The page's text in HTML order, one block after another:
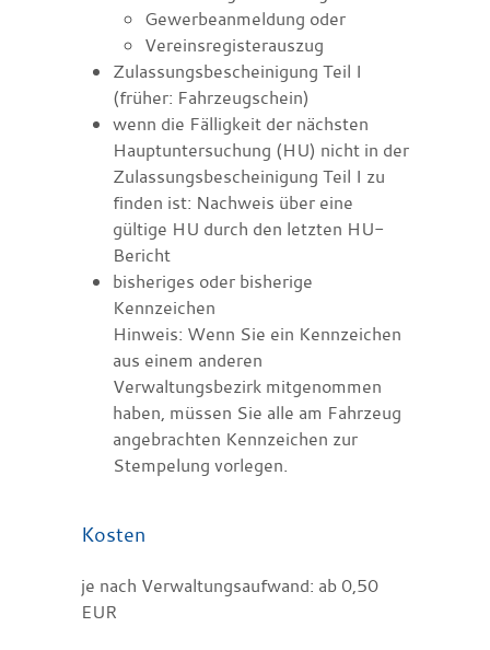
Gewerbeanmeldung oder
Vereinsregisterauszug
Zulassungsbescheinigung Teil I
(früher: Fahrzeugschein)
wenn die Fälligkeit der nächsten
Hauptuntersuchung (HU) nicht in der
Zulassungsbescheinigung Teil I zu
finden ist: Nachweis über eine
gültige HU durch den letzten HU-
Bericht
bisheriges oder bisherige
Kennzeichen
Hinweis: Wenn Sie ein Kennzeichen
aus einem anderen
Verwaltungsbezirk mitgenommen
haben, müssen Sie alle am Fahrzeug
angebrachten Kennzeichen zur
Stempelung vorlegen.
Kosten
je nach Verwaltungsaufwand: ab 0,50
EUR